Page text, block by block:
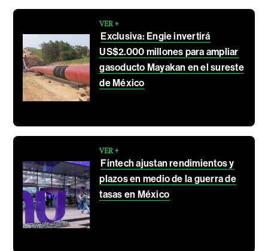
VER +
Exclusiva: Engie invertirá
US$2.000 millones para ampliar
gasoducto Mayakan en el sureste
de México
VER +
Fintech ajustan rendimientos y
plazos en medio de la guerra de
tasas en México